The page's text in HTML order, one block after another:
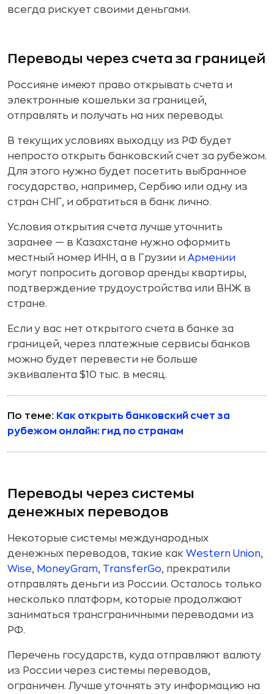
всегда рискует своими деньгами.
Переводы через счета за границей
Россияне имеют право открывать счета и
электронные кошельки за границей,
отправлять и получать на них переводы.
В текущих условиях выходцу из РФ будет
непросто открыть банковский счет за рубежом.
Для этого нужно будет посетить выбранное
государство, например, Сербию или одну из
стран СНГ, и обратиться в банк лично.
Условия открытия счета лучше уточнить
заранее — в Казахстане нужно оформить
местный номер ИНН, а в Грузии и Армении
могут попросить договор аренды квартиры,
подтверждение трудоустройства или ВНЖ в
стране.
Если у вас нет открытого счета в банке за
границей, через платежные сервисы банков
можно будет перевести не больше
эквивалента $10 тыс. в месяц.
По теме: Как открыть банковский счет за
рубежом онлайн: гид по странам
Переводы через системы
денежных переводов
Некоторые системы международных
денежных переводов, такие как Western Union,
Wise, MoneyGram, TransferGo, прекратили
отправлять деньги из России. Осталось только
несколько платформ, которые продолжают
заниматься трансграничными переводами из
РФ.
Перечень государств, куда отправляют валюту
из России через системы переводов,
ограничен. Лучше уточнять эту информацию на